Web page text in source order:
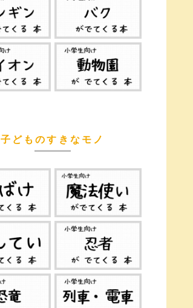
子どものすきなモノ